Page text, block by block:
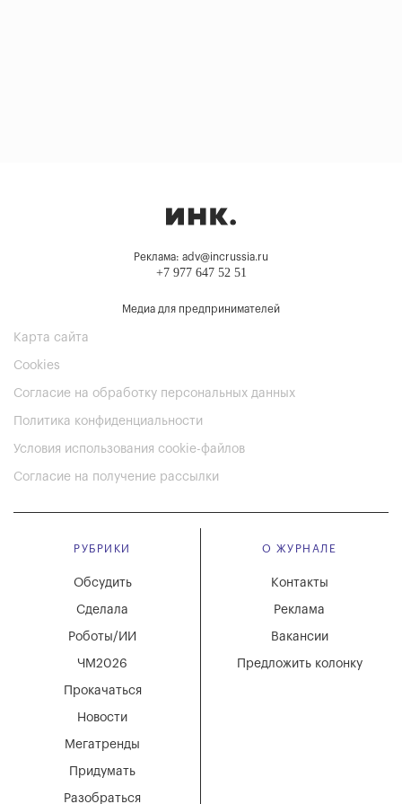
Реклама: adv@incrussia.ru
+7 977 647 52 51
Медиа для предпринимателей
Карта сайта
Cookies
Согласие на обработку персональных данных
Политика конфиденциальности
Условия использования cookie-файлов
Согласие на получение рассылки
РУБРИКИ
Мегатренды
Придумать
Разобраться
Новости
Обсудить
Сделала
Роботы/ИИ
ЧМ2026
Прокачаться
О ЖУРНАЛЕ
Вакансии
Реклама
Контакты
Предложить колонку